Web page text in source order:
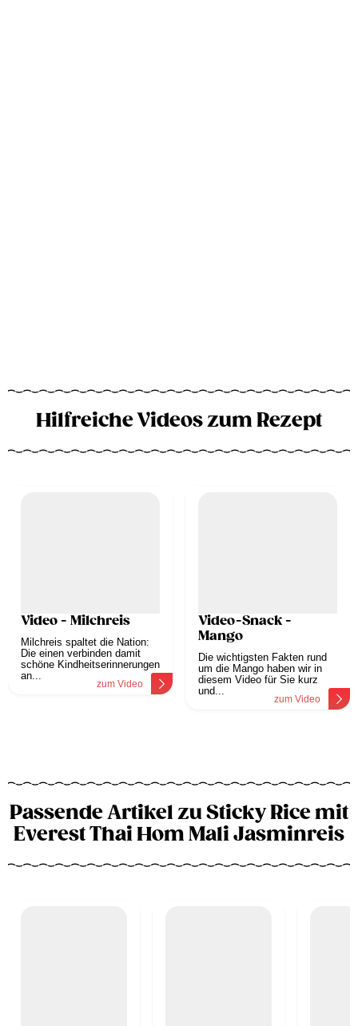
Hilfreiche Videos zum Rezept
Video - Milchreis
Milchreis spaltet die Nation:
Die einen verbinden damit
schöne Kindheitserinnerungen
an...
zum Video
Video-Snack -
Mango
Die wichtigsten Fakten rund
um die Mango haben wir in
diesem Video für Sie kurz
und...
zum Video
Passende Artikel zu Sticky Rice mit
Everest Thai Hom Mali Jasminreis